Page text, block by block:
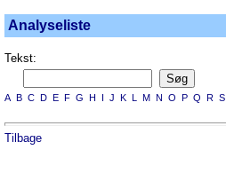
Analyseliste
Tekst:
A B C D E F G H I J K L M N O P Q R S
Tilbage